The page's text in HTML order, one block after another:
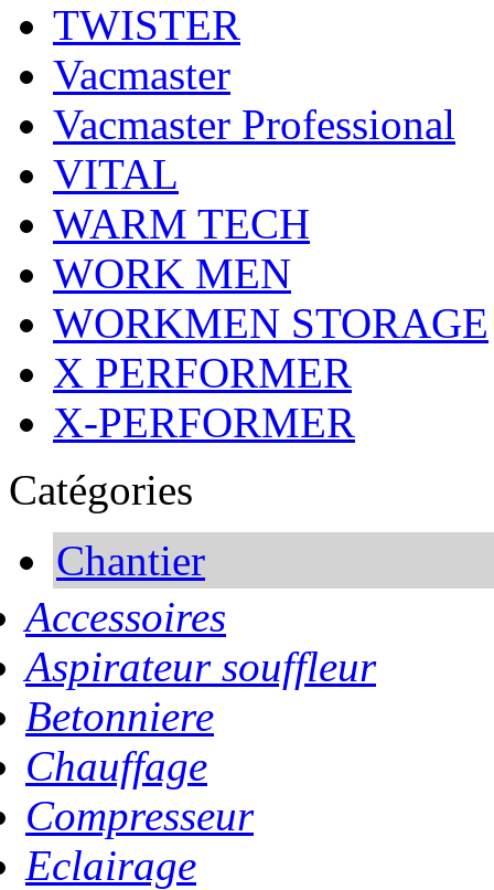
TWISTER
Vacmaster
Vacmaster Professional
VITAL
WARM TECH
WORK MEN
WORKMEN STORAGE
X PERFORMER
X-PERFORMER
Catégories
Chantier
Accessoires
Aspirateur souffleur
Betonniere
Chauffage
Compresseur
Eclairage